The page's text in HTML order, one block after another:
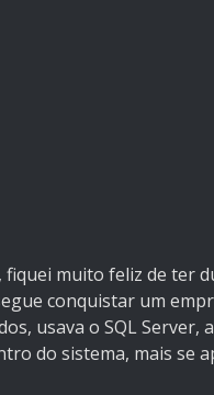
muito feliz de ter
conquistar um
usava o SQL Server,
do sistema, mais se